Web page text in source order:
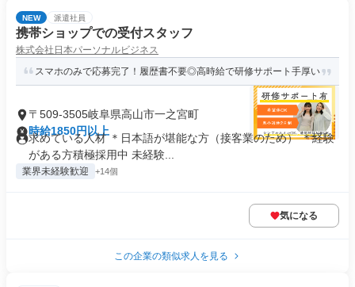
NEW 派遣社員
携帯ショップでの受付スタッフ
株式会社日本パーソナルビジネス
スマホのみで応募完了！履歴書不要◎高時給で研修サポート手厚い
〒509-3505岐阜県高山市一之宮町
時給1850円以上
求めている人材 ＊日本語が堪能な方（接客業のため） ＊経験
がある方積極採用中 未経験...
業界未経験歓迎 +14個
気になる
この企業の類似求人を見る